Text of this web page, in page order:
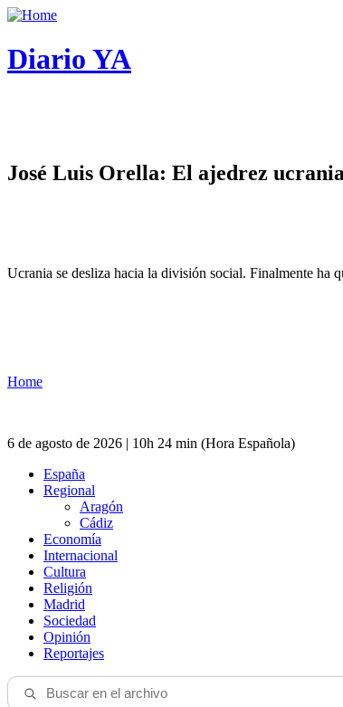
Diario YA
José Luis Orella: El ajedrez
Ucrania se desliza hacia la división social. Finalmente ha
Home
6 de agosto de 2026 | 10h 24 min (Hora Española)
España
Regional
Aragón
Cádiz
Economía
Internacional
Cultura
Religión
Madrid
Sociedad
Opinión
Reportajes